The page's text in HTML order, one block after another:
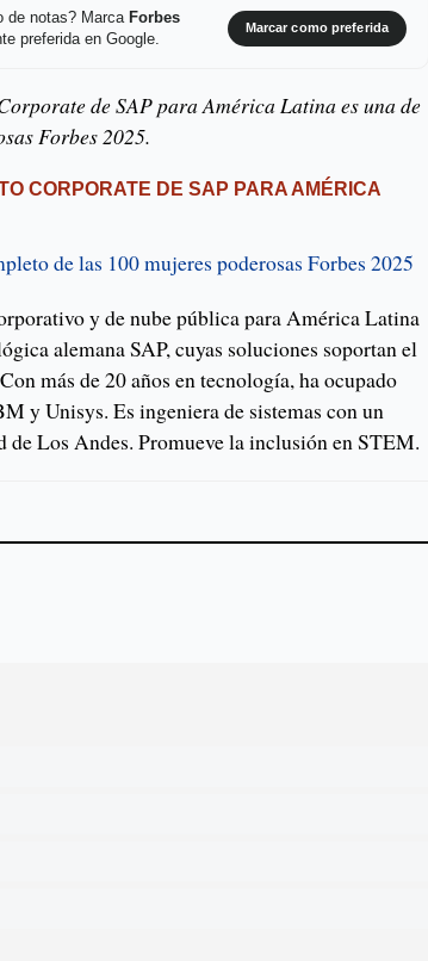
de notas? Marca Forbes
preferida en Google.
Marcar como preferida
de SAP para América Latina es una de
Forbes 2025.
CORPORATE DE SAP PARA AMÉRICA
de las 100 mujeres poderosas Forbes 2025
y de nube pública para América Latina
alemana SAP, cuyas soluciones soportan el
más de 20 años en tecnología, ha ocupado
y Unisys. Es ingeniera de sistemas con un
Los Andes. Promueve la inclusión en STEM.